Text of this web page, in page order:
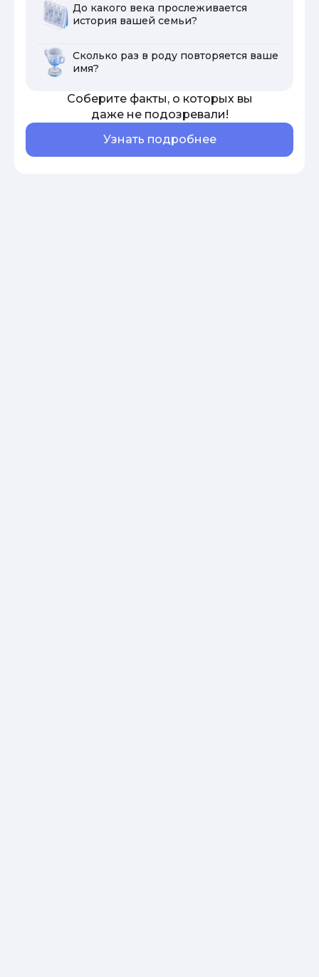
До какого века прослеживается
история вашей семьи?
Сколько раз в роду повторяется ваше
имя?
Соберите факты, о которых вы
даже не подозревали!
Узнать подробнее